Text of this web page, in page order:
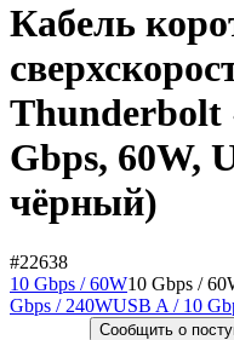
Кабель
Thunderbolt
Gbps, 60W,
чёрный)
#22638
10 Gbps / 60W10 Gbps /
Gbps / 240WUSB A / 10
Сообщить о